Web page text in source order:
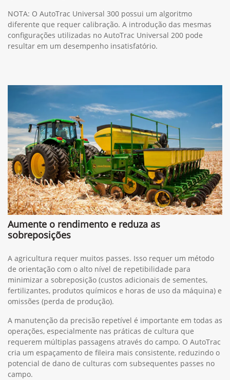
NOTA: O AutoTrac Universal 300 possui um algoritmo
diferente que requer calibração. A introdução das mesmas
configurações utilizadas no AutoTrac Universal 200 pode
resultar em um desempenho insatisfatório.
Aumente o rendimento e reduza as
sobreposições
A agricultura requer muitos passes. Isso requer um método
de orientação com o alto nível de repetibilidade para
minimizar a sobreposição (custos adicionais de sementes,
fertilizantes, produtos químicos e horas de uso da máquina) e
omissões (perda de produção).
A manutenção da precisão repetível é importante em todas as
operações, especialmente nas práticas de cultura que
requerem múltiplas passagens através do campo. O AutoTrac
cria um espaçamento de fileira mais consistente, reduzindo o
potencial de dano de culturas com subsequentes passes no
campo.